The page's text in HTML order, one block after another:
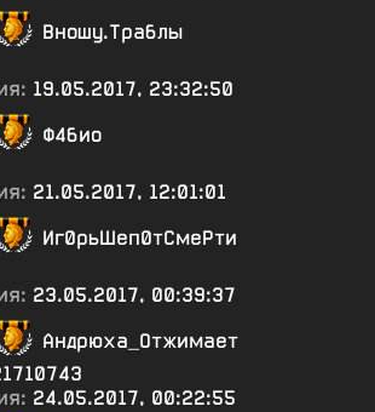
Вношу.Траблы
19.05.2017, 23:32:50
Ф4био
21.05.2017, 12:01:01
Иг0рьШеп0тСмеРти
23.05.2017, 00:39:37
Андрюха_Отжимает
24.05.2017, 00:22:55